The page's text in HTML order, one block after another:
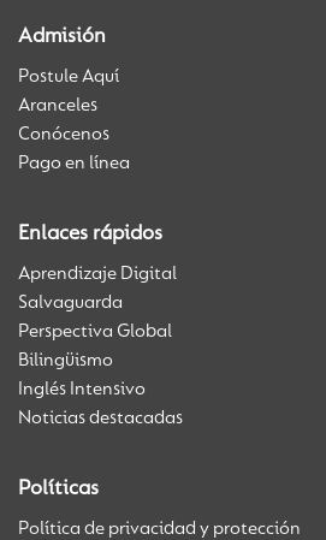
Admisión
Postule Aquí
Aranceles
Conócenos
Pago en línea
Enlaces rápidos
Aprendizaje Digital
Salvaguarda
Perspectiva Global
Bilingüismo
Inglés Intensivo
Noticias destacadas
Políticas
Política de privacidad y protección